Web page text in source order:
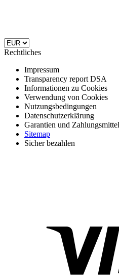
Rechtliches
Impressum
Transparency report DSA
Informationen zu Cookies
Verwendung von Cookies
Nutzungsbedingungen
Datenschutzerklärung
Garantien und Zahlungsmittel
Sitemap
Sicher bezahlen